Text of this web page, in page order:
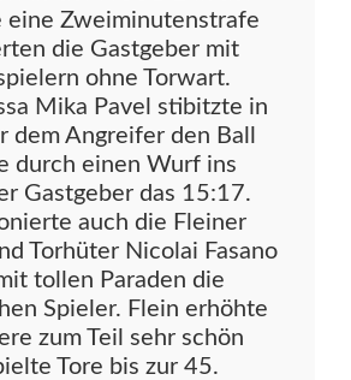
Zweiminutenstrafe
die Gastgeber mit
ohne Torwart.
Mika Pavel stibitzte in
dem Angreifer den Ball
durch einen Wurf ins
Gastgeber das 15:17.
auch die Fleiner
Torhüter Nicolai Fasano
tollen Paraden die
Spieler. Flein erhöhte
zum Teil sehr schön
Tore bis zur 45.